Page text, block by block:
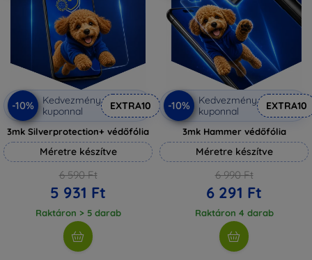
-10%
Kedvezmény
kuponnal
EXTRA10
3mk Silverprotection+ védőfólia
Méretre készítve
6 590 Ft
5 931 Ft
Raktáron > 5 darab
-10%
Kedvezmény
kuponnal
EXTRA10
3mk Hammer védőfólia
Méretre készítve
6 990 Ft
6 291 Ft
Raktáron 4 darab